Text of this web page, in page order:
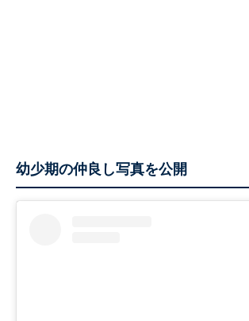
幼少期の仲良し写真を公開